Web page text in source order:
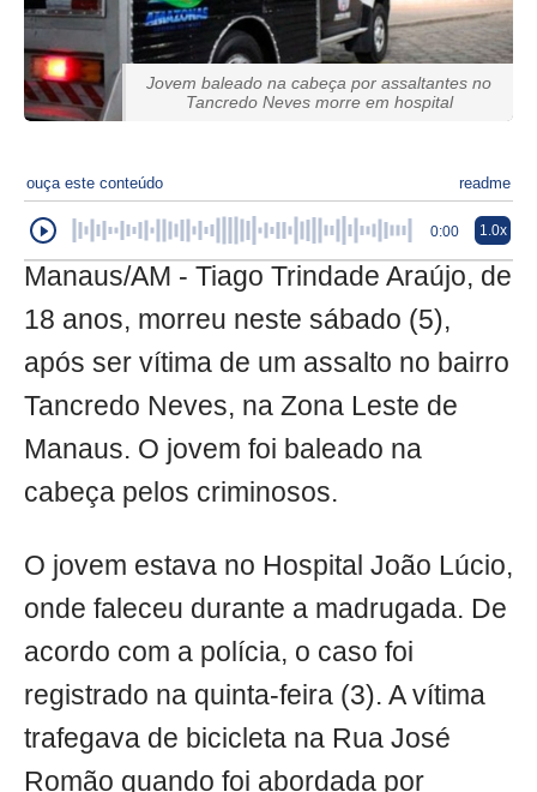
Jovem baleado na cabeça por assaltantes no
Tancredo Neves morre em hospital
ouça este conteúdo readme
0:00 1.0x
Manaus/AM - Tiago Trindade Araújo, de
18 anos, morreu neste sábado (5),
após ser vítima de um assalto no bairro
Tancredo Neves, na Zona Leste de
Manaus. O jovem foi baleado na
cabeça pelos criminosos.
O jovem estava no Hospital João Lúcio,
onde faleceu durante a madrugada. De
acordo com a polícia, o caso foi
registrado na quinta-feira (3). A vítima
trafegava de bicicleta na Rua José
Romão quando foi abordada por